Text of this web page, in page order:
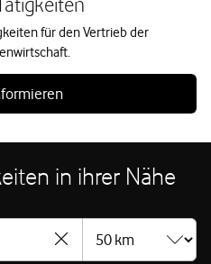
für den Vertrieb der
in ihrer Nähe